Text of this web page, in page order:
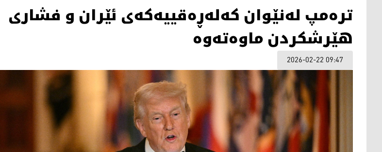
ترەمپ لەنێوان کەلەڕەقییەکەی ئێران و فشاری
هێرشکردن ماوەتەوە
2026-02-22 09:47